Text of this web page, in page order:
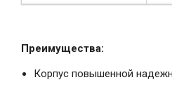
Преимущества:
Корпус повышенной